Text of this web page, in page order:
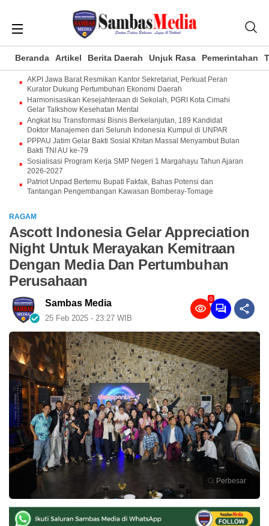
Beranda Artikel Berita Daerah Unjuk Rasa Pemerintahan
AKPI Jawa Barat Resmikan Kantor Sekretariat, Perkuat Peran
Kurator Dukung Pertumbuhan Ekonomi Daerah
Harmonisasikan Kesejahteraan di Sekolah, PGRI Kota Cimahi
Gelar Talkshow Kesehatan Mental
Angkat Isu Transformasi Bisnis Berkelanjutan, 189 Kandidat
Doktor Manajemen dari Seluruh Indonesia Kumpul di UNPAR
PPPAU Jatim Gelar Bakti Sosial Khitan Massal Menyambut Bulan
Bakti TNI AU ke-79
Sosialisasi Program Kerja SMP Negeri 1 Margahayu Tahun Ajaran
2026-2027
Patriot Unpad Bertemu Bupati Fakfak, Bahas Potensi dan
Tantangan Pengembangan Kawasan Bomberay-Tomage
RAGAM
Ascott Indonesia Gelar Appreciation
Night Untuk Merayakan Kemitraan
Dengan Media Dan Pertumbuhan
Perusahaan
Sambas Media
25 Feb 2025 - 23:27 WIB
0
Perbesar